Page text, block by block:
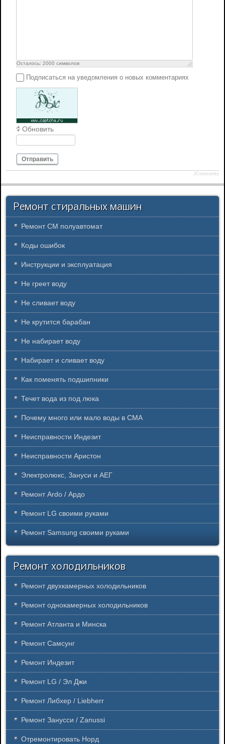
Осталось: 2000 символов
Подписаться на уведомления о новых комментариях
Обновить
Отправить
JComments
Ремонт стиральных машин
Ремонт СМ полуавтомат
Коды ошибок
Инструкции и эксплуатация
Не греет воду
Не сливает воду
Не крутится барабан
Не набирает воду
Набирает и сливает воду
Как поменять подшипники
Течет вода из под люка
Почему много или мало воды в СМА
Неисправности Индезит
Неисправности Аристон
Электролюкс, Зануси и АЕГ
Ремонт Ardo / Ардо
Ремонт LG своими руками
Ремонт Samsung своими руками
Ремонт холодильников
Ремонт двухкамерных холодильников
Ремонт однокамерных холодильников
Ремонт Атланта и Минска
Ремонт Самсунг
Ремонт Индезит
Ремонт LG / Эл Джи
Ремонт Либхер / Liebherr
Ремонт Занусси / Zanussi
Отремонтировать Норд